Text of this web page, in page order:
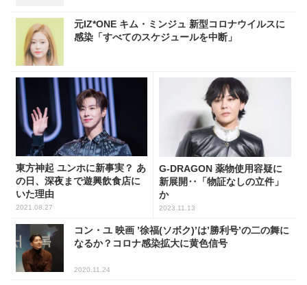
元IZ*ONE キム・ミンジュ 新型コロナウイルスに
感染「すべてのスケジュールを中断」
東方神起 ユンホに新事実？ あ
の日、深夜まで遊興飲食店に
いた理由
2021.08.27
G-DRAGON 薬物使用容疑に
新展開‥「物証なしの立件」
か
2023.11.13
コン・ユ 映画 ’徐福(ソボク)’は’勝利号’の二の舞に
なるか？コロナ感染拡大に黄色信号
2020.11.24